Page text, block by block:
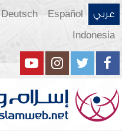
عربي Español
Deutsch
Indonesia